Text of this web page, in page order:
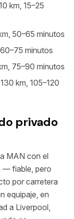
km, 15–25
50–65 minutos
minutos
75–90 minutos
km, 105–120
privado
MAN con el
— fiable, pero
por carretera
equipaje, en
a Liverpool,